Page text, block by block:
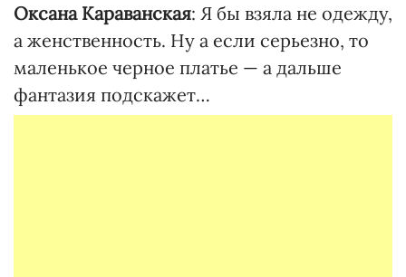
Оксана Караванская: Я бы взяла не одежду,
а женственность. Ну а если серьезно, то
маленькое черное платье — а дальше
фантазия подскажет…